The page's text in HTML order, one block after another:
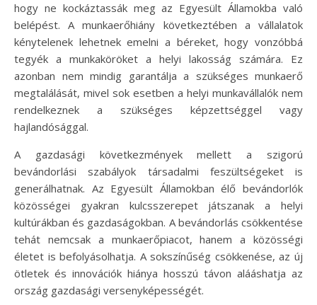
hogy ne kockáztassák meg az Egyesült Államokba való
belépést. A munkaerőhiány következtében a vállalatok
kénytelenek lehetnek emelni a béreket, hogy vonzóbbá
tegyék a munkaköröket a helyi lakosság számára. Ez
azonban nem mindig garantálja a szükséges munkaerő
megtalálását, mivel sok esetben a helyi munkavállalók nem
rendelkeznek a szükséges képzettséggel vagy
hajlandósággal.
A gazdasági következmények mellett a szigorú
bevándorlási szabályok társadalmi feszültségeket is
generálhatnak. Az Egyesült Államokban élő bevándorlók
közösségei gyakran kulcsszerepet játszanak a helyi
kultúrákban és gazdaságokban. A bevándorlás csökkentése
tehát nemcsak a munkaerőpiacot, hanem a közösségi
életet is befolyásolhatja. A sokszínűség csökkenése, az új
ötletek és innovációk hiánya hosszú távon alááshatja az
ország gazdasági versenyképességét.